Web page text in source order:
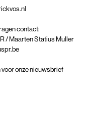
contact:
/ Maarten Statius Muller
voor onze nieuwsbrief